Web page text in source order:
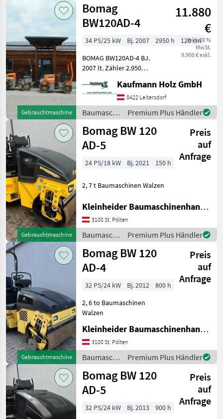
Kategorie 2 Land
AKTUELLER
PFAD
Bomag
Bw 120
Ad 4
WÄHLEN
Bautechnik
MARKTPLATZ
Marktplatz Händlerangebote
Zurücksetzen
10
anzeigen
Gebrauchtmaschine
Bomag
BW120AD-4
11.880
€
inkl. 20 %
MwSt.
9.900 € exkl.
34 PS/25 kW Bj. 2007 2950 h
120 cm
BOMAG BW120AD-4 BJ.
2007 lt. Zähler 2.950
2.800 KG Verkaufspreis:
9.900, -- netto BOMAG
BW100AD-4 BJ. 2005 lt.
Zähler 6.594 Stunden
Kaufmann Holz GmbH
8422 Leitersdorf
Baumaschinen
/ Bomag
Premium Plus Händler
Gebrauchtmaschine
Bomag BW 120
AD-5
Preis
auf
Anfrage
24 PS/18 kW Bj. 2021 150 h
2, 7 t Baumaschinen Walzen
Kleinheider Baumaschinenhandel GmbH.
3100 St. Pölten
Baumaschinen
/ Bomag
Premium Plus Händler
Gebrauchtmaschine
Bomag BW 120
AD-4
Preis
auf
Anfrage
32 PS/24 kW Bj. 2012
800 h
2, 6 to Baumaschinen
Walzen
Kleinheider Baumaschinenhandel GmbH.
3100 St. Pölten
Baumaschinen
/ Bomag
Premium Plus Händler
Bomag BW 120
AD-5
Preis
auf
Anfrage
32 PS/24 kW Bj. 2013
900 h